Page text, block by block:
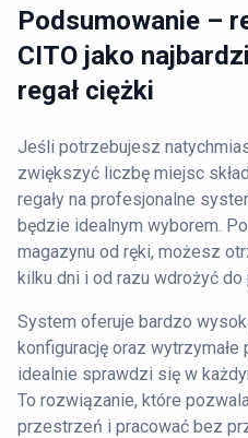
Podsumowanie –
CITO jako
regał ciężki
Jeśli potrzebujesz
zwiększyć liczbę miejsc
regały na profesjonalne
będzie idealnym wyborem.
magazynu od ręki, możesz
kilku dni i od razu wdrożyć do
System oferuje bardzo
konfigurację oraz
idealnie sprawdzi się w
To rozwiązanie, które
przestrzeń i pracować bez